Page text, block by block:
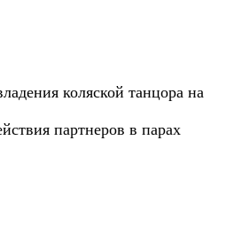
коляской танцора на
партнеров в парах